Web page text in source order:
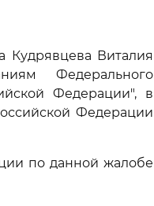
Кудрявцева Виталия
Федерального
Федерации", в
Федерации
по данной жалобе